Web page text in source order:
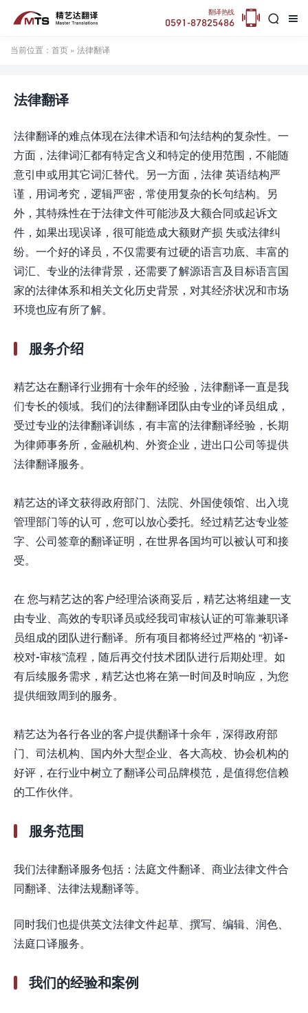


翻译热线
0591-87825486 
当前位置： 首页 » 法律翻译
法律翻译
法律翻译的难点体现在法律术语和句法结构的复杂性。一
方面，法律词汇都有特定含义和特定的使用范围，不能随
意引申或用其它词汇替代。另一方面，法律 英语结构严
谨，用词考究，逻辑严密，常使用复杂的长句结构。另
外，其特殊性在于法律文件可能涉及大额合同或起诉文
件，如果出现误译，很可能造成大额财产损 失或法律纠
纷。一个好的译员，不仅需要有过硬的语言功底、丰富的
词汇、专业的法律背景，还需要了解源语言及目标语言国
家的法律体系和相关文化历史背景，对其经济状况和市场
环境也应有所了解。
服务介绍
精艺达在翻译行业拥有十余年的经验，法律翻译一直是我
们专长的领域。我们的法律翻译团队由专业的译员组成，
受过专业的法律翻译训练，有丰富的法律翻译经验，长期
为律师事务所，金融机构、外资企业，进出口公司等提供
法律翻译服务。
精艺达的译文获得政府部门、法院、外国使领馆、出入境
管理部门等的认可，您可以放心委托。经过精艺达专业签
字、公司签章的翻译证明，在世界各国均可以被认可和接
受。
在 您与精艺达的客户经理洽谈商妥后，精艺达将组建一支
由专业、高效的专职译员或经我司审核认证的可靠兼职译
员组成的团队进行翻译。所有项目都将经过严格的 “初译-
校对-审核”流程，随后再交付技术团队进行后期处理。如
有后续服务需求，精艺达也将在第一时间及时响应，为您
提供细致周到的服务。
精艺达为各行各业的客户提供翻译十余年，深得政府部
门、司法机构、国内外大型企业、各大高校、协会机构的
好评，在行业中树立了翻译公司品牌模范，是值得您信赖
的工作伙伴。
服务范围
我们法律翻译服务包括：法庭文件翻译、商业法律文件合
同翻译、法律法规翻译等。
同时我们也提供英文法律文件起草、撰写、编辑、润色、
法庭口译服务。
我们的经验和案例